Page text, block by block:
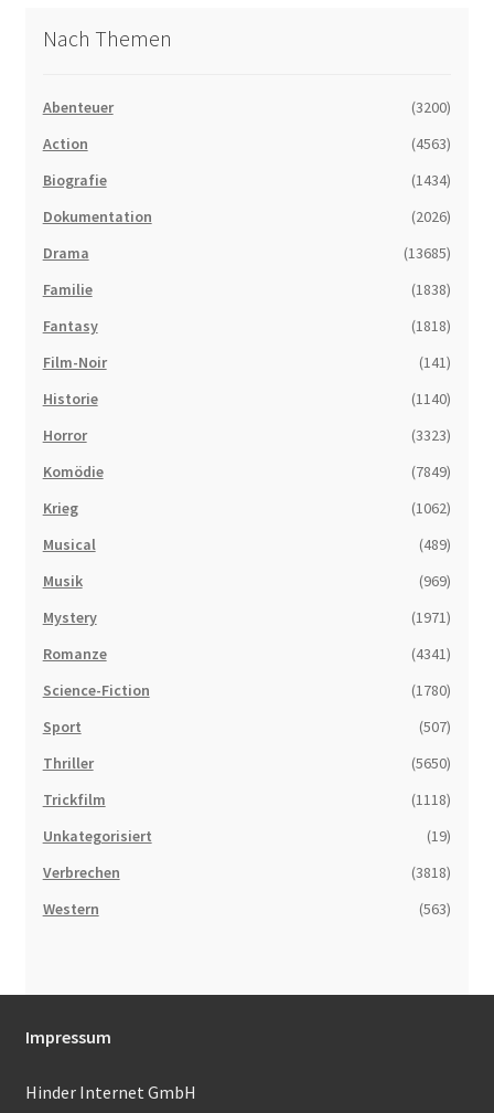
Nach Themen
Abenteuer
(3200)
Action
(4563)
Biografie
(1434)
Dokumentation
(2026)
Drama
(13685)
Familie
(1838)
Fantasy
(1818)
Film-Noir
(141)
Historie
(1140)
Horror
(3323)
Komödie
(7849)
Krieg
(1062)
Musical
(489)
Musik
(969)
Mystery
(1971)
Romanze
(4341)
Science-Fiction
(1780)
Sport
(507)
Thriller
(5650)
Trickfilm
(1118)
Unkategorisiert
(19)
Verbrechen
(3818)
Western
(563)
Impressum
Hinder Internet GmbH